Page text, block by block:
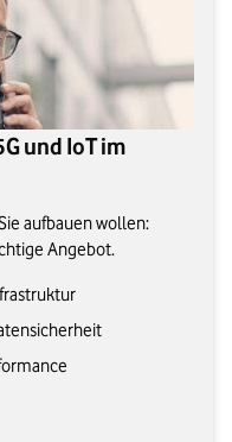
und IoT im
aufbauen wollen:
Angebot.